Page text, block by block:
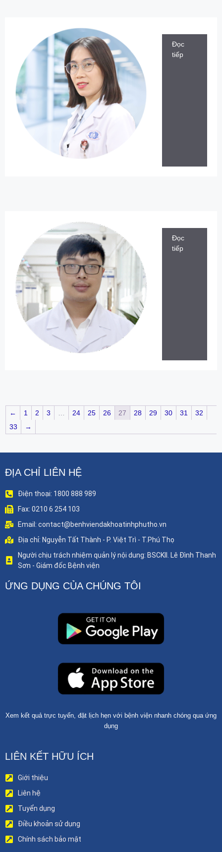
Đọc
tiếp
Đọc
tiếp
← 1 2 3 24 25 26 27 28 29 30 31
32
33
→
ĐỊA CHỈ LIÊN HỆ
Điện thoại: 1800 888 989
Fax: 0210 6 254 103
Email: contact@benhviendakhoatinhphutho.vn
Địa chỉ: Nguyễn Tất Thành - P. Việt Trì - T.Phú Thọ
Người chịu trách nhiệm quản lý nội dung: BSCKII. Lê Đình Thanh
Sơn - Giám đốc Bệnh viện
ỨNG DỤNG CỦA CHÚNG TÔI
Xem kết quả trực tuyến, đặt lịch hẹn với bệnh viện nhanh chóng qua ứng
dụng
LIÊN KẾT HỮU ÍCH
Giới thiệu
Liên hệ
Tuyển dụng
Điều khoản sử dụng
Chính sách bảo mật